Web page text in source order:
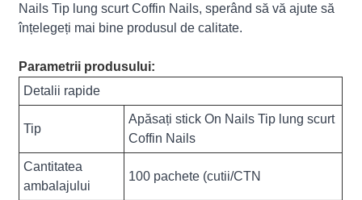
Nails Tip lung scurt Coffin Nails, sperând să vă ajute să
înțelegeți mai bine produsul de calitate.
Parametrii produsului:
Detalii rapide
Tip
Apăsați stick On Nails Tip lung scurt
Coffin Nails
Cantitatea
ambalajului
100 pachete (cutii/CTN